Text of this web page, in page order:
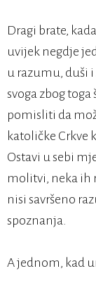
Dragi brate,
uvijek negdje
u razumu, duši
svoga zbog
pomisliti da
katoličke Crkve
Ostavi u sebi
molitvi, neka ih
nisi savršeno
spoznanja.
A jednom, kad